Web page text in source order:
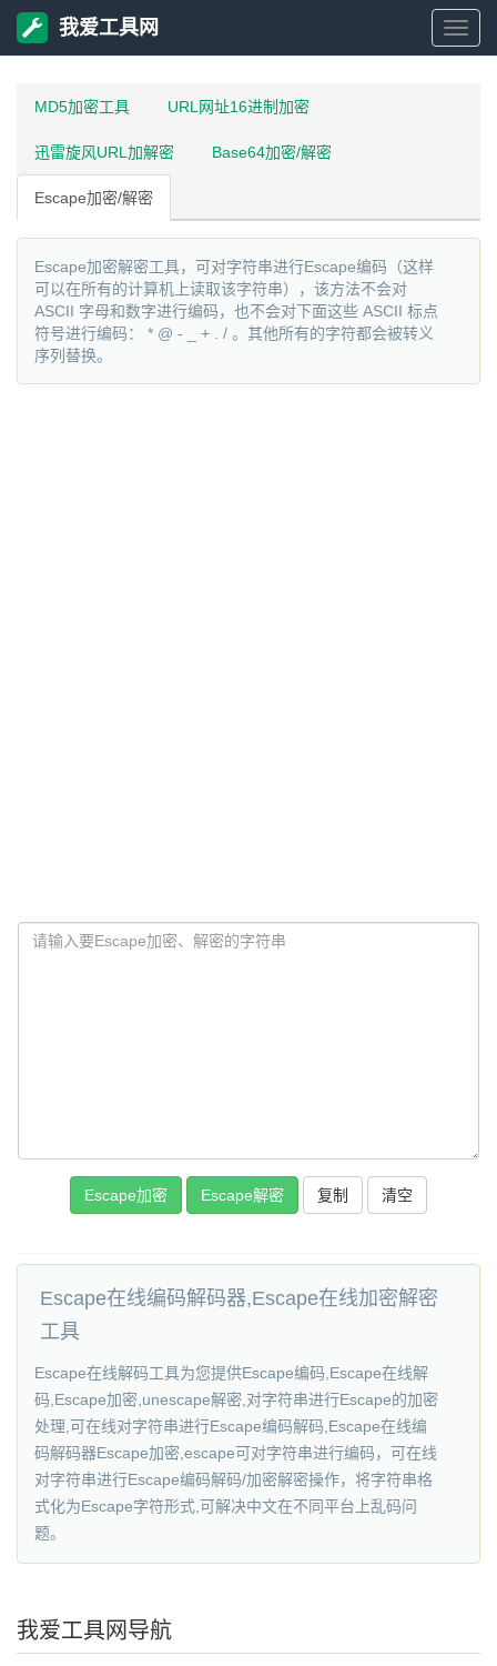
我
我爱工具网
MD5加密工具 URL网址16进制加密
迅雷旋风URL加解密 Base64加密/解密
Escape加密/解密
Escape加密解密工具，可对字符串进行Escape编码（这样
可以在所有的计算机上读取该字符串），该方法不会对
ASCII 字母和数字进行编码，也不会对下面这些 ASCII 标点
符号进行编码： * @ - _ + . / 。其他所有的字符都会被转义
序列替换。
复制 清空
Escape在线编码解码器,Escape在线加密解密
工具
Escape在线解码工具为您提供Escape编码,Escape在线解
码,Escape加密,unescape解密,对字符串进行Escape的加密
处理,可在线对字符串进行Escape编码解码,Escape在线编
码解码器Escape加密,escape可对字符串进行编码，可在线
对字符串进行Escape编码解码/加密解密操作，将字符串格
式化为Escape字符形式,可解决中文在不同平台上乱码问
题。
我爱工具网导航